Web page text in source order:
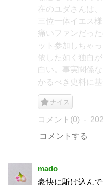
在のユダさんは
三位一体イエス
痛いファンだっ
ット参加しちゃ
依した如く独白
白い。事実関係
かるべき史料に
ナイス
コメント(0)
mado
豪快に駈け込ん